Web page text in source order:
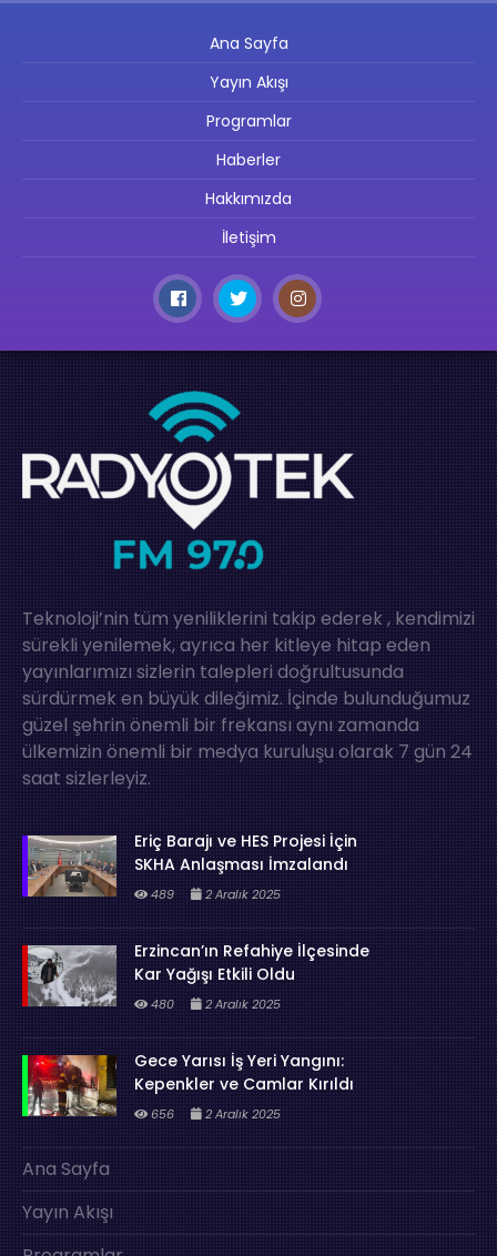
Ana Sayfa
Yayın Akışı
Programlar
Haberler
Hakkımızda
İletişim
Teknoloji’nin tüm yeniliklerini takip ederek , kendimizi
sürekli yenilemek, ayrıca her kitleye hitap eden
yayınlarımızı sizlerin talepleri doğrultusunda
sürdürmek en büyük dileğimiz. İçinde bulunduğumuz
güzel şehrin önemli bir frekansı aynı zamanda
ülkemizin önemli bir medya kuruluşu olarak 7 gün 24
saat sizlerleyiz.
Eriç Barajı ve HES Projesi İçin
SKHA Anlaşması İmzalandı
489 2 Aralık 2025
Erzincan’ın Refahiye İlçesinde
Kar Yağışı Etkili Oldu
480 2 Aralık 2025
Gece Yarısı İş Yeri Yangını:
Kepenkler ve Camlar Kırıldı
656 2 Aralık 2025
Ana Sayfa
Yayın Akışı